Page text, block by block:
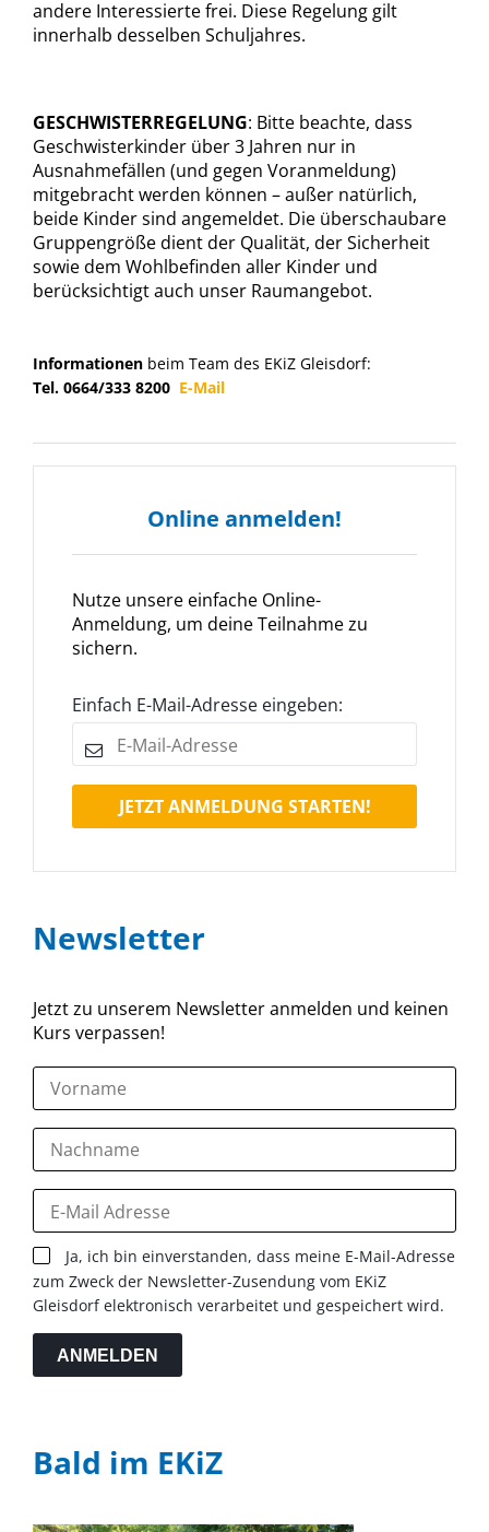
Newsletter
Jetzt zu unserem Newsletter anmelden und keinen
Kurs verpassen!
Ja, ich bin einverstanden, dass meine E-Mail-Adresse
zum Zweck der Newsletter-Zusendung vom EKiZ
Gleisdorf elektronisch verarbeitet und gespeichert wird.
ANMELDEN
Bald im EKiZ
andere Interessierte frei. Diese Regelung gilt
innerhalb desselben Schuljahres.
GESCHWISTERREGELUNG: Bitte beachte, dass
Geschwisterkinder über 3 Jahren nur in
Ausnahmefällen (und gegen Voranmeldung)
mitgebracht werden können – außer natürlich,
beide Kinder sind angemeldet. Die überschaubare
Gruppengröße dient der Qualität, der Sicherheit
sowie dem Wohlbefinden aller Kinder und
berücksichtigt auch unser Raumangebot.
Informationen beim Team des EKiZ Gleisdorf:
Tel. 0664/333 8200 E-Mail
Online anmelden!
Nutze unsere einfache Online-
Anmeldung, um deine Teilnahme zu
sichern.
Einfach E-Mail-Adresse eingeben:
JETZT ANMELDUNG STARTEN!